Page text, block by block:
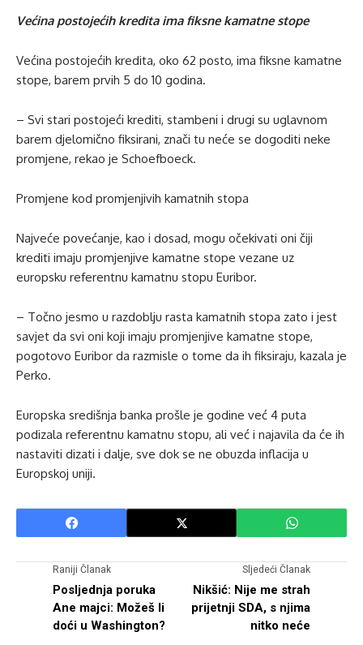
Većina postojećih kredita ima fiksne kamatne stope
Većina postojećih kredita, oko 62 posto, ima fiksne kamatne
stope, barem prvih 5 do 10 godina.
– Svi stari postojeći krediti, stambeni i drugi su uglavnom
barem djelomično fiksirani, znači tu neće se dogoditi neke
promjene, rekao je Schoefboeck.
Promjene kod promjenjivih kamatnih stopa
Najveće povećanje, kao i dosad, mogu očekivati oni čiji
krediti imaju promjenjive kamatne stope vezane uz
europsku referentnu kamatnu stopu Euribor.
– Točno jesmo u razdoblju rasta kamatnih stopa zato i jest
savjet da svi oni koji imaju promjenjive kamatne stope,
pogotovo Euribor da razmisle o tome da ih fiksiraju, kazala je
Perko.
Europska središnja banka prošle je godine već 4 puta
podizala referentnu kamatnu stopu, ali već i najavila da će ih
nastaviti dizati i dalje, sve dok se ne obuzda inflacija u
Europskoj uniji.
Raniji Članak
Posljednja poruka
Ane majci: Možeš li
doći u Washington?
Sljedeći Članak
Nikšić: Nije me strah
prijetnji SDA, s njima
nitko neće